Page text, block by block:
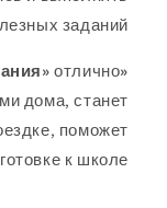
заданий.
«Зимние каникулы. Игры и задания»
отлично
дома, станет
поможет
к школе.